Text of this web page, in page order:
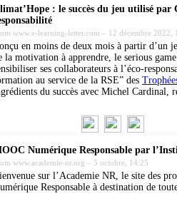
: le succès du jeu utilisé par
www.e-learning-letter.com – 12 décembre 2022,
en moins de deux mois à partir d’un
la motivation à apprendre, le serious
ses collaborateurs à l’éco-
au service de la RSE” des
du succès avec Michel Cardinal,
Numérique Responsable par
www.academie-nr.org – 5 octobre, 14:25
sur l’Academie NR, le site des
Responsable à destination de